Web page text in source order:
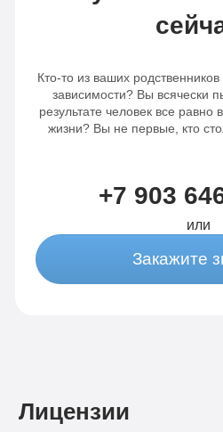
Кто-то из ваших
зависимости? Вы всячески
результате человек все
жизни? Вы не первые, кто
+7 903
или
Закажите
Лицензии